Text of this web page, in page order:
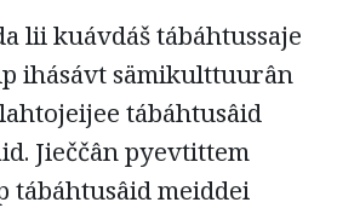
lii kuávdáš tábáhtussaje
ihásávt sämikulttuurân
tábáhtusâid
Jieččân pyevtittem
tábáhtusâid meiddei